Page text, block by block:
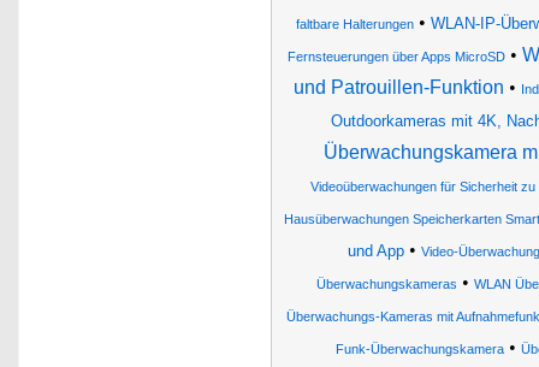
faltbare Halterungen • WLAN-IP-
Fernsteuerungen über Apps MicroSD •
und Patrouillen-Funktion •
Outdoorkameras mit 4K,
Überwachungskamera
Videoüberwachungen für Sicherheit
Hausüberwachungen Speicherkarten
und App • Video-
Überwachungskameras • WLAN
Überwachungs-Kameras mit
Funk-Überwachungskamera •